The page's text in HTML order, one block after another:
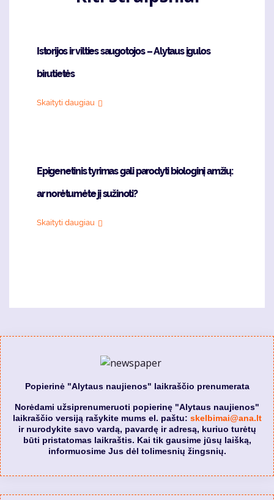
Istorijos ir vilties saugotojos – Alytaus įgulos
birutietės
Skaityti daugiau
Epigenetinis tyrimas gali parodyti biologinį amžių:
ar norėtumėte jį sužinoti?
Skaityti daugiau
Popierinė "Alytaus naujienos" laikraščio prenumerata
Norėdami užsiprenumeruoti popierinę "Alytaus naujienos"
laikraščio versiją rašykite mums el. paštu: skelbimai@ana.lt
ir nurodykite savo vardą, pavardę ir adresą, kuriuo turėtų
būti pristatomas laikraštis. Kai tik gausime jūsų laišką,
informuosime Jus dėl tolimesnių žingsnių.